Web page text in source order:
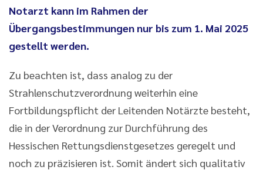
Notarzt kann im Rahmen der
Übergangsbestimmungen nur bis zum 1. Mai 2025
gestellt werden.
Zu beachten ist, dass analog zu der
Strahlenschutzverordnung weiterhin eine
Fortbildungspflicht der Leitenden Notärzte besteht,
die in der Verordnung zur Durchführung des
Hessischen Rettungsdienstgesetzes geregelt und
noch zu präzisieren ist. Somit ändert sich qualitativ